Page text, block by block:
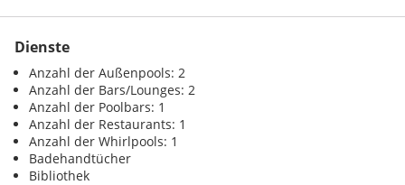
Dienste
Anzahl der Außenpools: 2
Anzahl der Bars/Lounges: 2
Anzahl der Poolbars: 1
Anzahl der Restaurants: 1
Anzahl der Whirlpools: 1
Badehandtücher
Bibliothek